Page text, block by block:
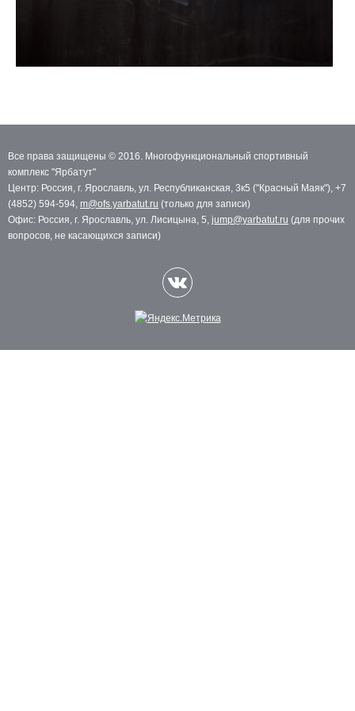
Все права защищены © 2016. Многофункциональный спортивный
комплекс "Ярбатут"
Центр: Россия, г. Ярославль, ул. Республиканская, 3к5 ("Красный Маяк"), +7
(4852) 594-594, m@ofs.yarbatut.ru (только для записи)
Офис: Россия, г. Ярославль, ул. Лисицына, 5, jump@yarbatut.ru (для прочих
вопросов, не касающихся записи)